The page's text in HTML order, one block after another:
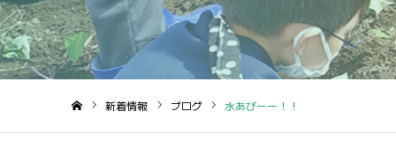
新着情報 ブログ 水あびーー！！